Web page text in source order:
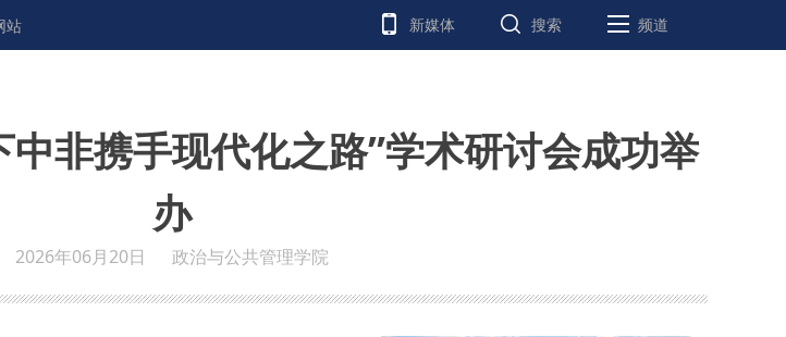
站 新媒体 搜索 频道
非携手现代化之路”学术研讨会成功举
办
2026年06月20日 政治与公共管理学院